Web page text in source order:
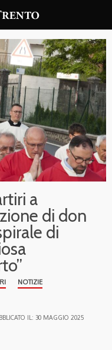
a
di don
di
NOTIZIE
IL: 30 MAGGIO 2025